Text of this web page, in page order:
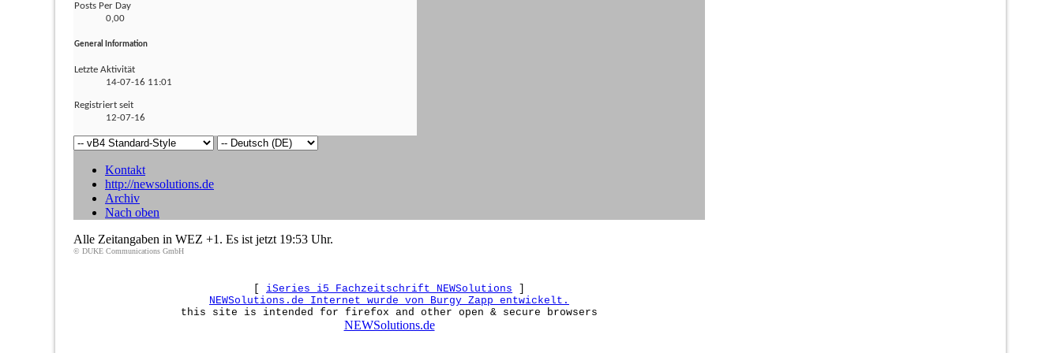
Posts Per Day
0,00
General Information
Letzte Aktivität
14-07-16 11:01
Registriert seit
12-07-16
Kontakt
http://newsolutions.de
Archiv
Nach oben
Alle Zeitangaben in WEZ +1. Es ist jetzt 19:53 Uhr.
© DUKE Communications GmbH
iSeries i5 Fachzeitschrift NEWSolutions
NEWSolutions.de Internet wurde von Burgy Zapp entwickelt.
this site is intended for firefox and other open & secure browsers
NEWSolutions.de